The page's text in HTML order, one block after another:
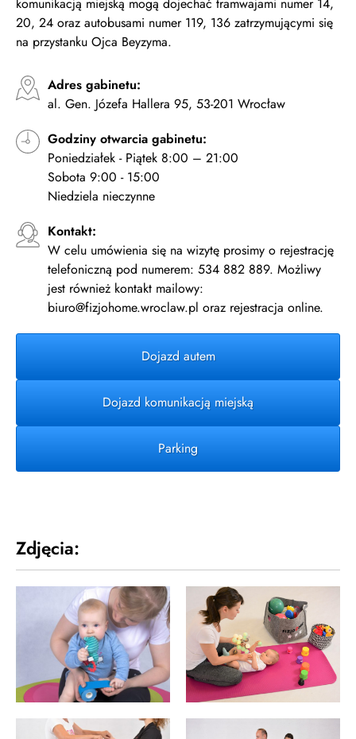
20, 24 oraz autobusami numer 119, 136 zatrzymującymi się
na przystanku Ojca Beyzyma.
Adres gabinetu:
al. Gen. Józefa Hallera 95, 53-201 Wrocław
Godziny otwarcia gabinetu:
Poniedziałek - Piątek 8:00 – 21:00
Sobota 9:00 - 15:00
Niedziela nieczynne
Kontakt:
W celu umówienia się na wizytę prosimy o rejestrację
telefoniczną pod numerem: 534 882 889. Możliwy
jest również kontakt mailowy:
biuro@fizjohome.wroclaw.pl oraz rejestracja online.
Dojazd autem
Dojazd komunikacją miejską
Parking
Zdjęcia: